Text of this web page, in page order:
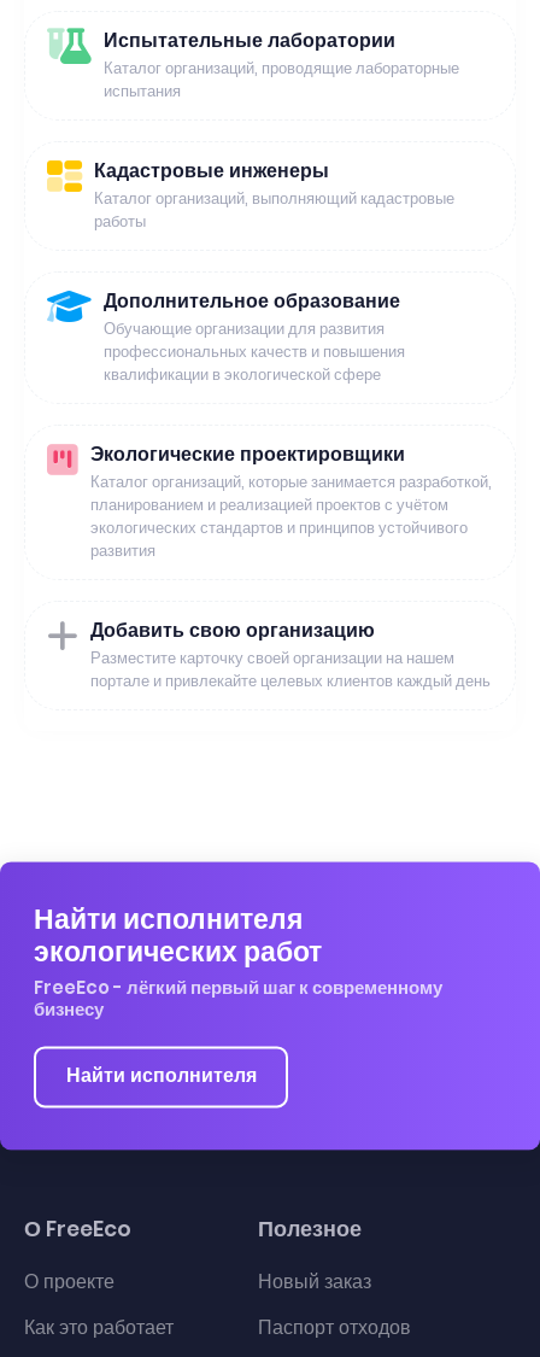
Испытательные лаборатории
Каталог организаций, проводящие лабораторные
испытания
Кадастровые инженеры
Каталог организаций, выполняющий кадастровые
работы
Дополнительное образование
Обучающие организации для развития
профессиональных качеств и повышения
квалификации в экологической сфере
Экологические проектировщики
Каталог организаций, которые занимается разработкой,
планированием и реализацией проектов с учётом
экологических стандартов и принципов устойчивого
развития
Добавить свою организацию
Разместите карточку своей организации на нашем
портале и привлекайте целевых клиентов каждый день
Найти исполнителя
экологических работ
FreeEco - лёгкий первый шаг к современному
бизнесу
Найти исполнителя
О FreeEco
О проекте
Как это работает
Полезное
Новый заказ
Паспорт отходов